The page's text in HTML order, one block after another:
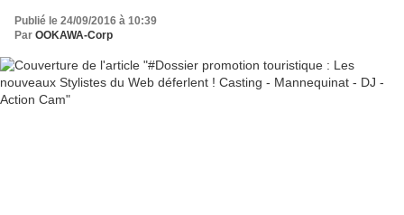
Publié le 24/09/2016 à 10:39
Par OOKAWA-Corp